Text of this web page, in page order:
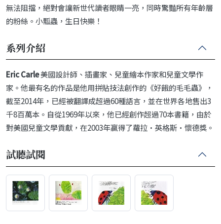
無法阻擋，絕對會讓新世代讀者眼睛一亮，同時驚豔所有年齡層
的粉絲。小瓢蟲，生日快樂！
系列介紹
Eric Carle美國設計師、插畫家、兒童繪本作家和兒童文學作
家。他最有名的作品是他用拼貼技法創作的《好餓的毛毛蟲》，
截至2014年，已經被翻譯成超過60種語言，並在世界各地售出3
千8百萬本。自從1969年以來，他已經創作超過70本書籍，由於
對美國兒童文學貢獻，在2003年贏得了蘿拉·英格斯·懷德獎。
試聽試閱